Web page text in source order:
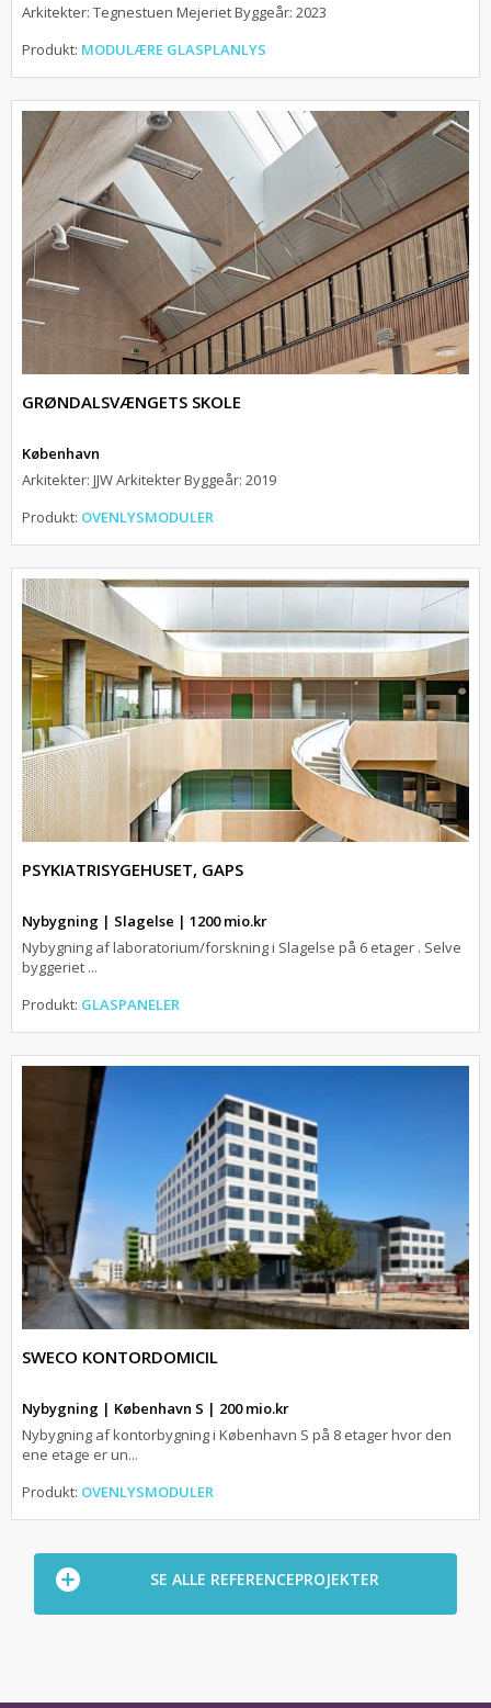
Arkitekter: Tegnestuen Mejeriet Byggeår: 2023
Produkt: MODULÆRE GLASPLANLYS
GRØNDALSVÆNGETS SKOLE
København
Arkitekter: JJW Arkitekter Byggeår: 2019
Produkt: OVENLYSMODULER
PSYKIATRISYGEHUSET, GAPS
Nybygning | Slagelse | 1200 mio.kr
Nybygning af laboratorium/forskning i Slagelse på 6 etager . Selve
byggeriet ...
Produkt: GLASPANELER
SWECO KONTORDOMICIL
Nybygning | København S | 200 mio.kr
Nybygning af kontorbygning i København S på 8 etager hvor den
ene etage er un...
Produkt: OVENLYSMODULER
SE ALLE REFERENCEPROJEKTER